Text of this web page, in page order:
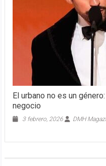
El urbano no es un
negocio
3 febrero, 2026 DMH